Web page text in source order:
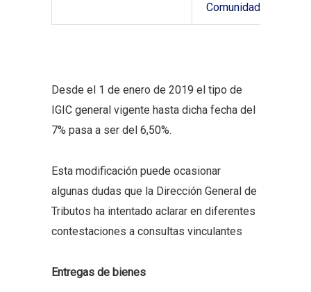
Comunidad
Desde el 1 de enero de 2019 el tipo de
IGIC general vigente hasta dicha fecha del
7% pasa a ser del 6,50%.
Esta modificación puede ocasionar
algunas dudas que la Dirección General de
Tributos ha intentado aclarar en diferentes
contestaciones a consultas vinculantes
Entregas de bienes